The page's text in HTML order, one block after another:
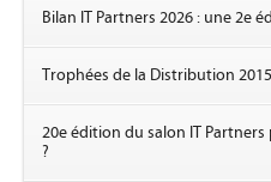
Bilan IT Partners 2026 : une 2e
Trophées de la Distribution
20e édition du salon IT
?